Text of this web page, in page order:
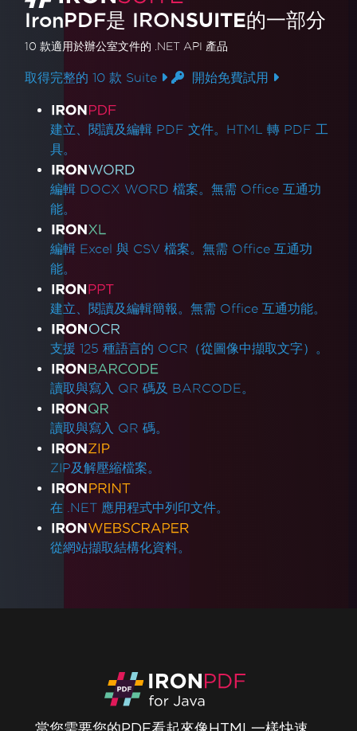
IronPDF是 IRONSUITE的一部分
10 款適用於辦公室文件的 .NET API 產品
取得完整的 10 款 Suite 開始免費試用
產品連結
建立、閱讀及編輯 PDF 文件。HTML 轉 PDF 工
具。
編輯 DOCX WORD 檔案。無需 Office 互通功
能。
編輯 Excel 與 CSV 檔案。無需 Office 互通功
能。
建立、閱讀及編輯簡報。無需 Office 互通功能。
支援 125 種語言的 OCR（從圖像中擷取文字）。
讀取與寫入 QR 碼及 BARCODE。
讀取與寫入 QR 碼。
ZIP及解壓縮檔案。
在 .NET 應用程式中列印文件。
從網站擷取結構化資料。